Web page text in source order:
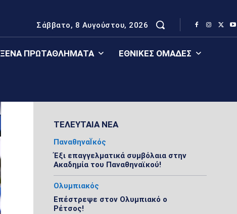
Σάββατο, 8 Αυγούστου, 2026
ΞΈΝΑ ΠΡΩΤΑΘΛΉΜΑΤΑ ΕΘΝΙΚΈΣ ΟΜΆΔΕΣ
ΤΕΛΕΥΤΑΙΑ ΝΕΑ
ΠαναθηναΪκός
Έξι επαγγελματικά συμβόλαια στην
Ακαδημία του Παναθηναϊκού!
Ολυμπιακός
Επέστρεψε στον Ολυμπιακό ο
Ρέτσος!